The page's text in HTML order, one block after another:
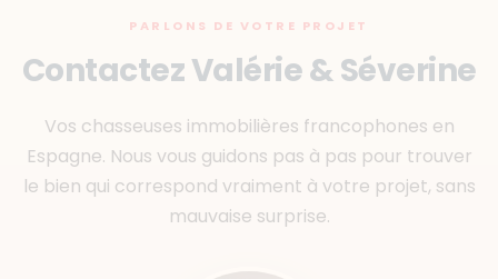
PARLONS DE VOTRE PROJET
Contactez Valérie & Séverine
Vos chasseuses immobilières francophones en
Espagne. Nous vous guidons pas à pas pour trouver
le bien qui correspond vraiment à votre projet, sans
mauvaise surprise.